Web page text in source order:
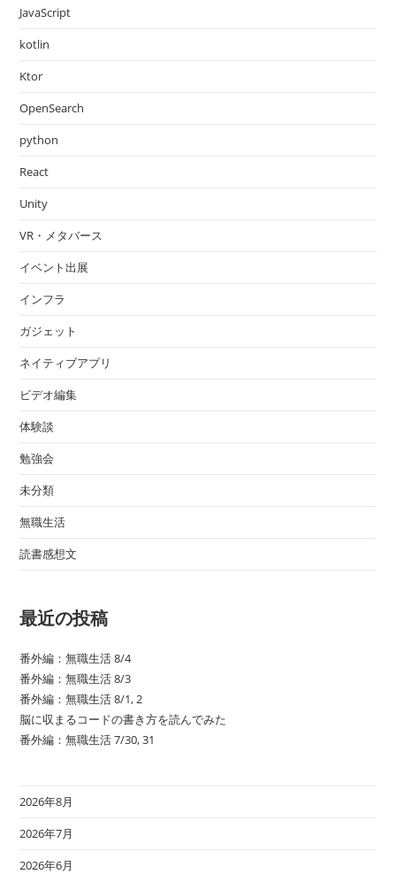
JavaScript
kotlin
Ktor
OpenSearch
python
React
Unity
VR・メタバース
イベント出展
インフラ
ガジェット
ネイティブアプリ
ビデオ編集
体験談
勉強会
未分類
無職生活
読書感想文
最近の投稿
番外編：無職生活 8/4
番外編：無職生活 8/3
番外編：無職生活 8/1, 2
脳に収まるコードの書き方を読んでみた
番外編：無職生活 7/30, 31
2026年8月
2026年7月
2026年6月